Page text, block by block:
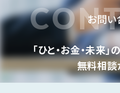
お問い
「ひと・お金・未来
無料相談